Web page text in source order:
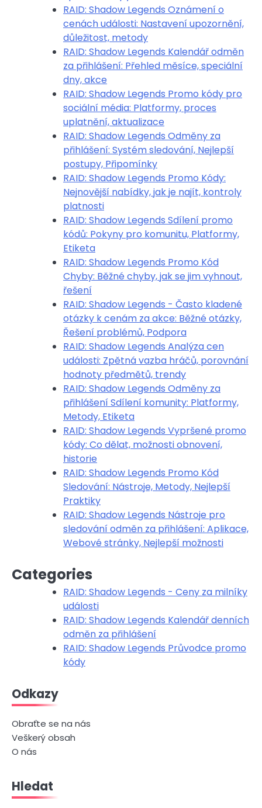
RAID: Shadow Legends Oznámení o
cenách události: Nastavení upozornění,
důležitost, metody
RAID: Shadow Legends Kalendář odměn
za přihlášení: Přehled měsíce, speciální
dny, akce
RAID: Shadow Legends Promo kódy pro
sociální média: Platformy, proces
uplatnění, aktualizace
RAID: Shadow Legends Odměny za
přihlášení: Systém sledování, Nejlepší
postupy, Připomínky
RAID: Shadow Legends Promo Kódy:
Nejnovější nabídky, jak je najít, kontroly
platnosti
RAID: Shadow Legends Sdílení promo
kódů: Pokyny pro komunitu, Platformy,
Etiketa
RAID: Shadow Legends Promo Kód
Chyby: Běžné chyby, jak se jim vyhnout,
řešení
RAID: Shadow Legends - Často kladené
otázky k cenám za akce: Běžné otázky,
Řešení problémů, Podpora
RAID: Shadow Legends Analýza cen
události: Zpětná vazba hráčů, porovnání
hodnoty předmětů, trendy
RAID: Shadow Legends Odměny za
přihlášení Sdílení komunity: Platformy,
Metody, Etiketa
RAID: Shadow Legends Vypršené promo
kódy: Co dělat, možnosti obnovení,
historie
RAID: Shadow Legends Promo Kód
Sledování: Nástroje, Metody, Nejlepší
Praktiky
RAID: Shadow Legends Nástroje pro
sledování odměn za přihlášení: Aplikace,
Webové stránky, Nejlepší možnosti
Categories
RAID: Shadow Legends - Ceny za milníky
události
RAID: Shadow Legends Kalendář denních
odměn za přihlášení
RAID: Shadow Legends Průvodce promo
kódy
Odkazy
Obraťte se na nás
Veškerý obsah
O nás
Hledat